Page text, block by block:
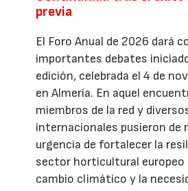
previa
El Foro Anual de 2026 dará
importantes debates
edición, celebrada el 4 de
en Almería. En aquel
miembros de la red y
internacionales pusieron de
urgencia de fortalecer la
sector horticultural
cambio climático y la